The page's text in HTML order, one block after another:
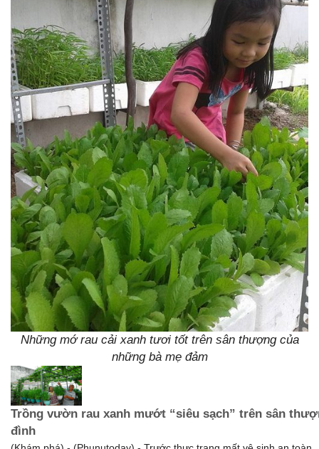
Những mớ rau cải xanh tươi tốt trên sân thượng của
những bà mẹ đảm
Trồng vườn rau xanh mướt “siêu sạch” trên sân
đình